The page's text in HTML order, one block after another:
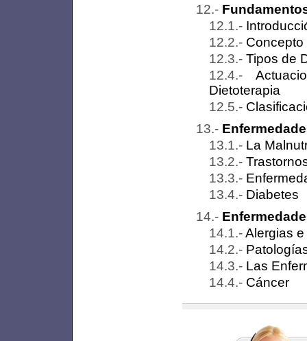
Concepto
Tipos de
Dietoterapia
La
Diabetes
Alergias
Las
Cáncer